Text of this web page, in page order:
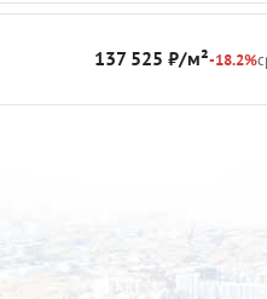
137 525 ₽/м²-18.2%